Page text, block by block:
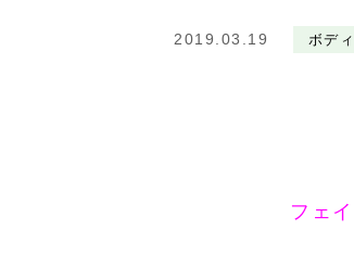
2019.03.19 ボデ
フェ